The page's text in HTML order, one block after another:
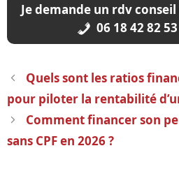
Je demande un rdv
06 18 42 82 53
Navigation
des
articles
Quels sont les ratios
pour piloter la rentabilité
Comment financer son
sans CPF en 2026 ?